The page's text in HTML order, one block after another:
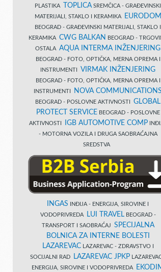
PLASTIKA
TOPLICA SREMČICA - GRAĐEVINSKI
MATERIJALI, STAKLO I KERAMIKA
EURODOM
BEOGRAD - GRAĐEVINSKI MATERIJALI, STAKLO I
KERAMIKA CWG BALKAN
BEOGRAD -
OSTALA AQUA INTERMA INŽENJERING
BEOGRAD - FOTO, OPTIČKA, MERNA OPREMA I
INSTRUMENTI VIRMAK INŽENJERING
BEOGRAD - FOTO, OPTIČKA, MERNA OPREMA I
INSTRUMENTI
NOVA COMMUNICATIONS
BEOGRAD - POSLOVNE AKTIVNOSTI GLOBAL
PROTECT SERVICE BEOGRAD - POSLOVNE
AKTIVNOSTI
IGB AUTOMOTIVE COMP
- MOTORNA VOZILA I DRUGA SAOBRAĆAJNA
SREDSTVA
INGAS INĐIJA - ENERGIJA, SIROVINE I
VODOPRIVREDA
LUI TRAVELBEOGRAD -
TRANSPORT I SAOBRAĆAJ SPECIJALNA
BOLNICA ZA INTERNE BOLESTI
LAZAREVACLAZAREVAC - ZDRAVSTVO I
SOCIJALNI RAD
LAZAREVAC JPKP
ENERGIJA, SIROVINE I VODOPRIVREDA